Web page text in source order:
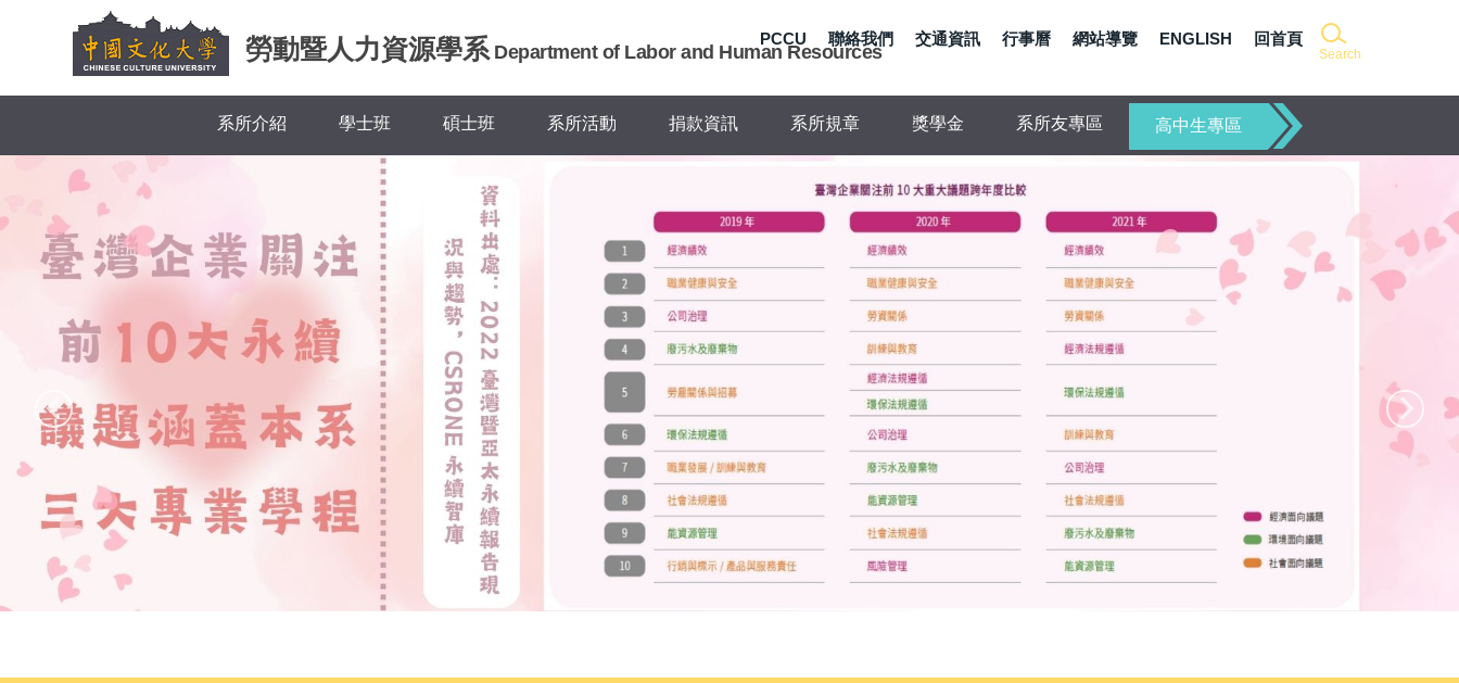
要
勞動暨人力資源學系 Department of Labor and Human Resources Search
PCCU 聯絡我們 交通資訊 行事曆 網站導覽 ENGLISH 回首頁
系所介紹 學士班 碩士班 系所活動 捐款資訊 系所規章 獎學金 系所友專區 高中生專區